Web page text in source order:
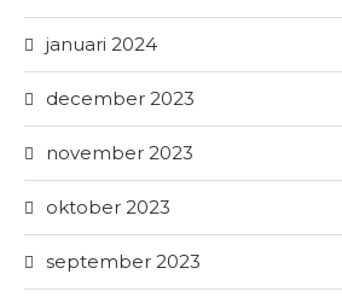
januari 2024
december 2023
november 2023
oktober 2023
september 2023